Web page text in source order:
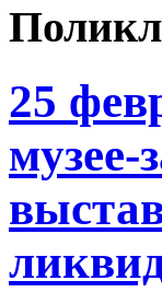
25
музее-